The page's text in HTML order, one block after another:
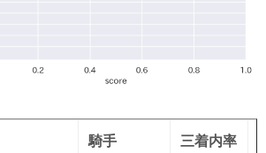
騎手 三着内率